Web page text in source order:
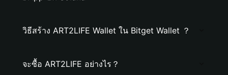
วิธีสร้าง ART2LIFE Wallet ใน Bitget Wallet ？
จะซื้อ ART2LIFE อย่างไร？